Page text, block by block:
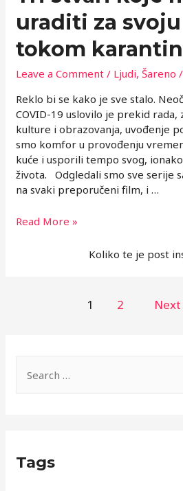
uraditi za
tokom
Leave a Comment / Ljudi,Šareno
Reklo bi se kako je sve stalo.
COVID-19 uslovilo je prekid rada,
kulture i obrazovanja, uvođenje
smo komfor u provođenju
kuće i usporili tempo svog,
života. Odgledali smo sve serije
na svaki preporučeni film, i …
Tri
Read More »
Koliko te je post
1 2 Next
h
Tags